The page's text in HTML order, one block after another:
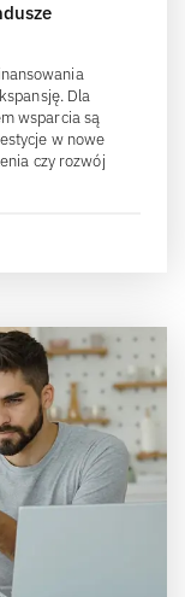
Dla
wsparcia są
w nowe
czy rozwój